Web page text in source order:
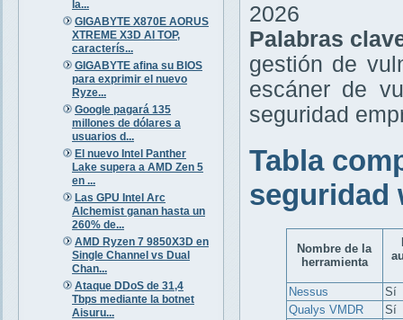
la...
GIGABYTE X870E AORUS
XTREME X3D AI TOP,
caracterís...
GIGABYTE afina su BIOS
para exprimir el nuevo
Ryze...
Google pagará 135
millones de dólares a
usuarios d...
El nuevo Intel Panther
Lake supera a AMD Zen 5
en ...
Las GPU Intel Arc
Alchemist ganan hasta un
260% de...
AMD Ryzen 7 9850X3D en
Single Channel vs Dual
Chan...
Ataque DDoS de 31,4
Tbps mediante la botnet
Aisuru...
2026
Palabras
gestión de
escáner de
seguridad
Tabla
seguridad
Nombre de la
herramienta
Nessus
Sí
Qualys VMDR
Sí